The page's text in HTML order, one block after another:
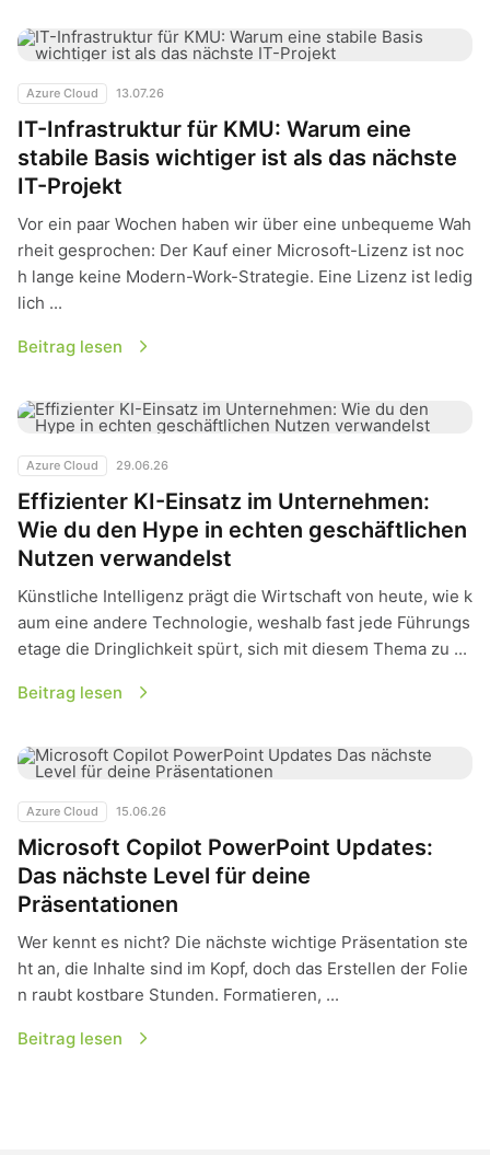
Azure Cloud 13.07.26
IT-Infrastruktur für KMU: Warum eine
stabile Basis wichtiger ist als das nächste
IT-Projekt
Vor ein paar Wochen haben wir über eine unbequeme Wah
rheit gesprochen: Der Kauf einer Microsoft-Lizenz ist noc
h lange keine Modern-Work-Strategie. Eine Lizenz ist ledig
lich ...
Beitrag lesen
IT-Infrastruktur für KMU: Warum eine stabile Basis wichtiger
Azure Cloud 29.06.26
Effizienter KI-Einsatz im Unternehmen:
Wie du den Hype in echten geschäftlichen
Nutzen verwandelst
Künstliche Intelligenz prägt die Wirtschaft von heute, wie k
aum eine andere Technologie, weshalb fast jede Führungs
etage die Dringlichkeit spürt, sich mit diesem Thema zu ...
Beitrag lesen
Effizienter KI-Einsatz im Unternehmen: Wie du den Hype in
Azure Cloud 15.06.26
Microsoft Copilot PowerPoint Updates:
Das nächste Level für deine
Präsentationen
Wer kennt es nicht? Die nächste wichtige Präsentation ste
ht an, die Inhalte sind im Kopf, doch das Erstellen der Folie
n raubt kostbare Stunden. Formatieren, ...
Beitrag lesen
Microsoft Copilot PowerPoint Updates: Das nächste Level